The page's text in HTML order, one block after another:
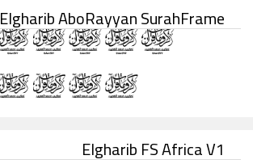
Elgharib AboRayyan SurahFrame
Elgharib FS Africa V1